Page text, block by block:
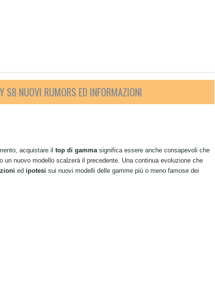
S8 NUOVI RUMORS ED INFORMAZIONI
acquistare il top di gamma significa essere anche consapevoli che
un nuovo modello scalzerà il precedente. Una continua evoluzione che
ed ipotesi sui nuovi modelli delle gamme più o meno famose dei